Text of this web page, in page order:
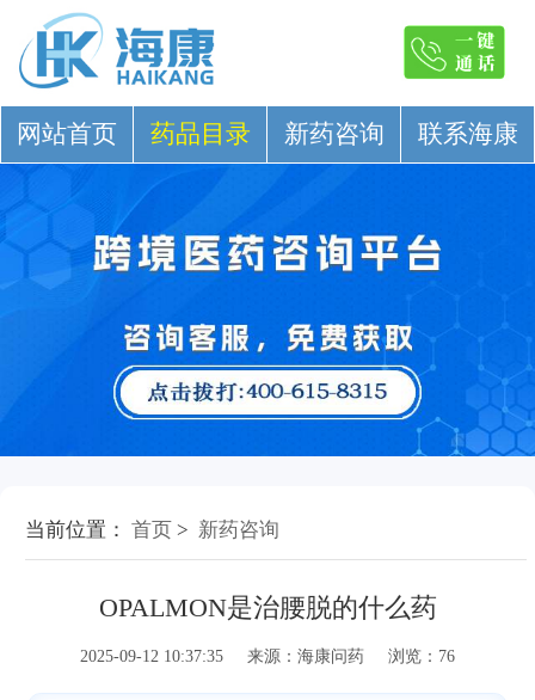
网站首页 药品目录 新药咨询 联系海康
当前位置： 首页 > 新药咨询
OPALMON是治腰脱的什么药
2025-09-12 10:37:35 来源：海康问药 浏览：76